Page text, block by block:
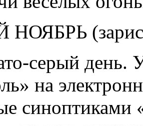
серый день.
на
синоптиками